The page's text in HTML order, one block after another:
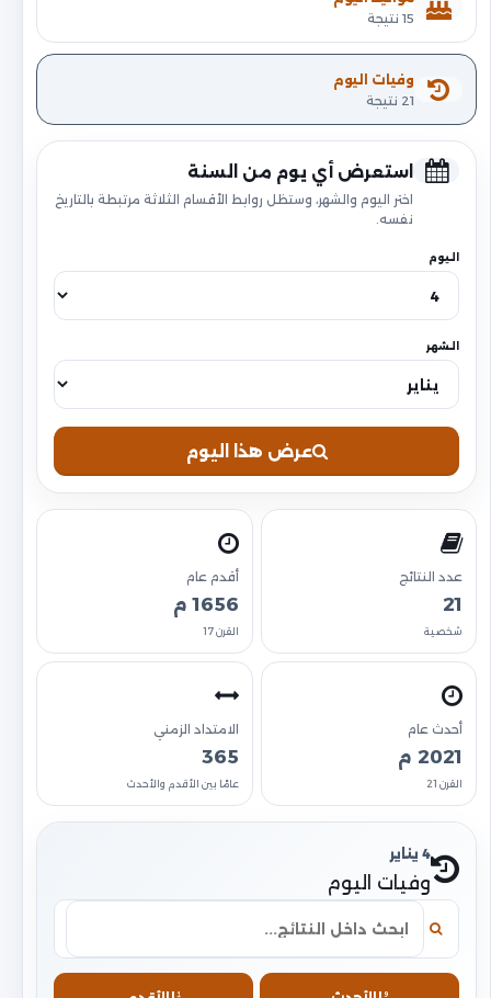
15 نتيجة
وفيات اليوم
21 نتيجة
استعرض أي يوم من السنة
اختر اليوم والشهر، وستظل روابط الأقسام الثلاثة مرتبطة بالتاريخ
نفسه.
اليوم
الشهر
عرض هذا اليوم
عدد النتائج
21
شخصية
أقدم عام
1656 م
القرن 17
أحدث عام
2021 م
القرن 21
الامتداد الزمني
365
عامًا بين الأقدم والأحدث
4 يناير
وفيات اليوم